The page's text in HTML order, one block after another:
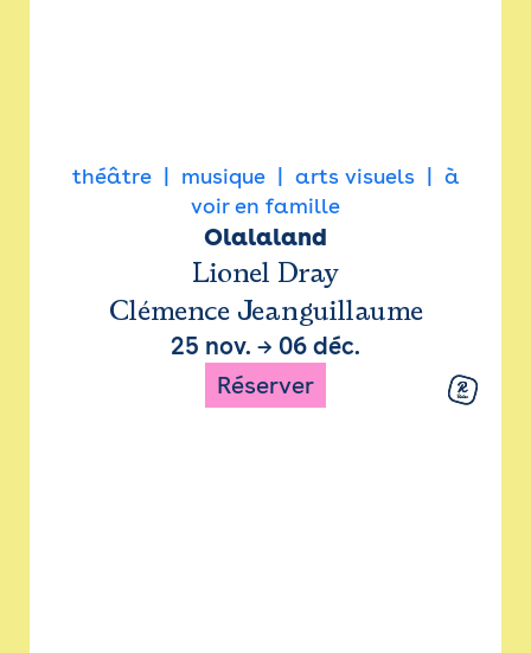
théâtre musique arts visuels
à
voir en famille
Olalaland
Lionel Dray
Clémence Jeanguillaume
25 nov. → 06 déc.
Réserver